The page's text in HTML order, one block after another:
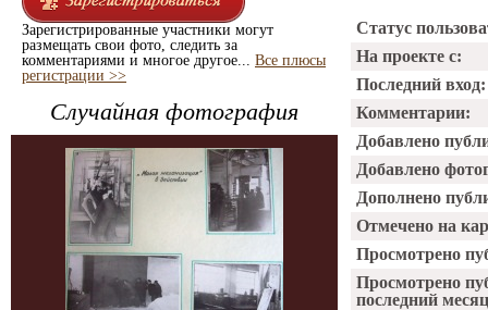
Зарегистрированные участники могут
размещать свои фото, следить за
комментариями и многое другое... Все плюсы
регистрации >>
Случайная фотография
Статус
На проекте с:
Последний вход:
Комментарии:
Добавлено
Добавлено
Дополнено
Отмечено на
Просмотрено
Просмотрено
последний